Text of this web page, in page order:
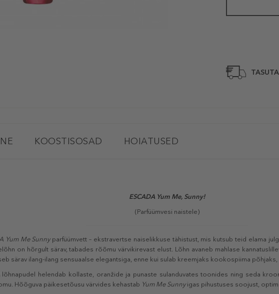
KOOSTISOSAD HOIATUSED
ESCADA Yum Me, Sunny!
(Parfüümvesi naistele)
Yum Me Sunny parfüümvett – ekstravertse naiselikkuse tähistust, mis kutsub teid elama
on hõrgult särav, tabades rõõmu värvikirevast elust. Lõhn avaneb mahlase
särav ilang-ilang sensuaalse elegantsiga, enne kui sulab kreemjaks kookospiima
lõhnapudel helendab kollaste, oranžide ja punaste sulanduvates toonides ning seda
Hõõguva päikesetõusu värvides kehastab Yum Me Sunnyigas pihustuses soojust,